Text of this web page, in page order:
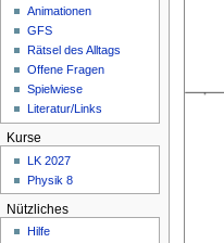
Animationen
GFS
Rätsel des Alltags
Offene Fragen
Spielwiese
Literatur/Links
Kurse
LK 2027
Physik 8
Nützliches
Hilfe